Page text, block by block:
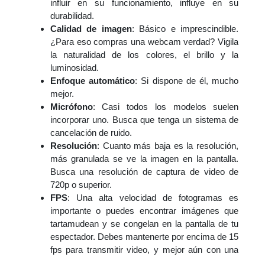
influir en su funcionamiento, influye en su
durabilidad.
Calidad de imagen: Básico e imprescindible.
¿Para eso compras una webcam verdad? Vigila
la naturalidad de los colores, el brillo y la
luminosidad.
Enfoque automático: Si dispone de él, mucho
mejor.
Micrófono: Casi todos los modelos suelen
incorporar uno. Busca que tenga un sistema de
cancelación de ruido.
Resolución: Cuanto más baja es la resolución,
más granulada se ve la imagen en la pantalla.
Busca una resolución de captura de video de
720p o superior.
FPS: Una alta velocidad de fotogramas es
importante o puedes encontrar imágenes que
tartamudean y se congelan en la pantalla de tu
espectador. Debes mantenerte por encima de 15
fps para transmitir video, y mejor aún con una